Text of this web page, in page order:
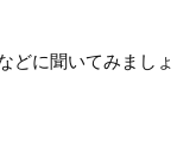
どに聞いてみましょ